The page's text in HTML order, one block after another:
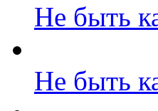
Не быть
Не быть